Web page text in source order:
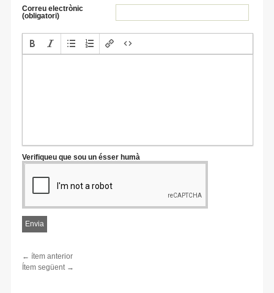
Correu electrònic
(obligatori)
Verifiqueu que sou un ésser humà
← ítem anterior
Ítem següent →